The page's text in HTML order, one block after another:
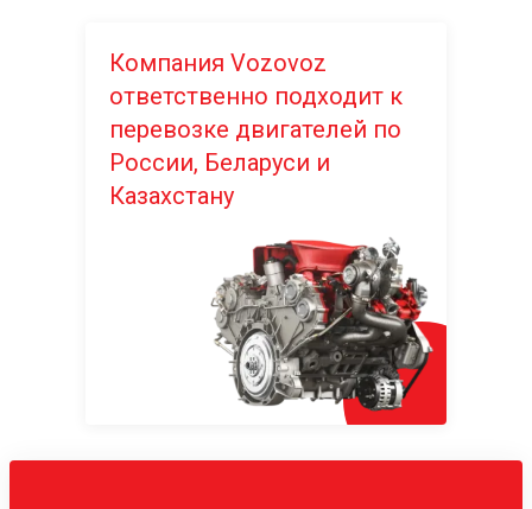
Компания Vozovoz
ответственно подходит к
перевозке двигателей по
России, Беларуси и
Казахстану